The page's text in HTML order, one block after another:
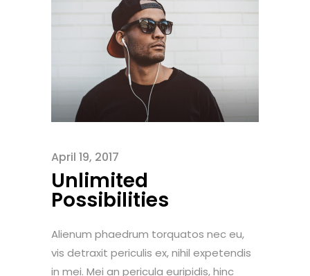
April 19, 2017
Unlimited
Possibilities
Alienum phaedrum torquatos nec eu,
vis detraxit periculis ex, nihil expetendis
in mei. Mei an pericula euripidis, hinc